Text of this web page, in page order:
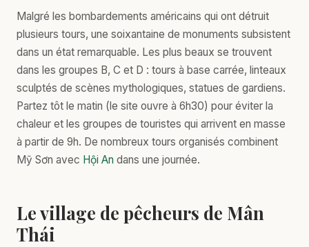
Malgré les bombardements américains qui ont détruit
plusieurs tours, une soixantaine de monuments subsistent
dans un état remarquable. Les plus beaux se trouvent
dans les groupes B, C et D : tours à base carrée, linteaux
sculptés de scènes mythologiques, statues de gardiens.
Partez tôt le matin (le site ouvre à 6h30) pour éviter la
chaleur et les groupes de touristes qui arrivent en masse
à partir de 9h. De nombreux tours organisés combinent
Mỹ Sơn avec Hội An dans une journée.
Le village de pêcheurs de Mân
Thái